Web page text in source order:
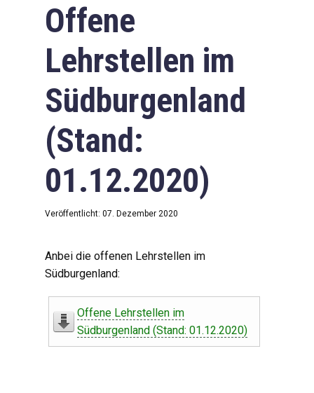
Offene
Lehrstellen im
Südburgenland
(Stand:
01.12.2020)
Veröffentlicht: 07. Dezember 2020
Anbei die offenen Lehrstellen im
Südburgenland:
Offene Lehrstellen im
Südburgenland (Stand: 01.12.2020)